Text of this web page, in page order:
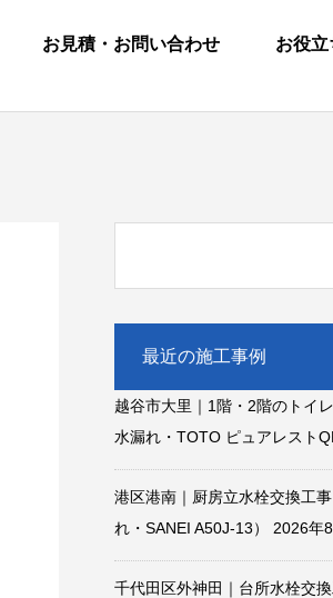
お見積・お問い合わせ お役立
最近の施工事例
越谷市大里｜1階・2階のトイ
水漏れ・TOTO ピュアレスト
港区港南｜厨房立水栓交換工
れ・SANEI A50J-13）
2026年
千代田区外神田｜台所水栓交